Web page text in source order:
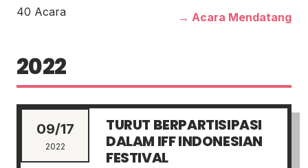
40 Acara → Acara Mendatang
2022
09/17
2022
TURUT BERPARTISIPASI
DALAM IFF INDONESIAN
FESTIVAL